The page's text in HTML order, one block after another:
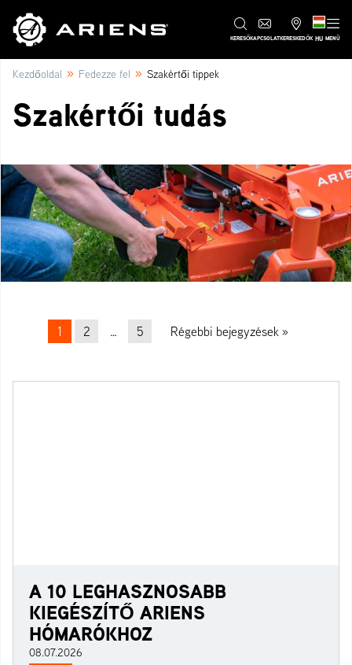
KERESŐKAPCSOLATKERESKEDŐK HU MENÜ
Kezdőoldal » Fedezze fel » Szakértői tippek
Szakértői tudás
Beitrags-Navigation
1 2 … 5 Régebbi bejegyzések
A 10 LEGHASZNOSABB
KIEGÉSZÍTŐ ARIENS
HÓMARÓKHOZ
08.07.2026